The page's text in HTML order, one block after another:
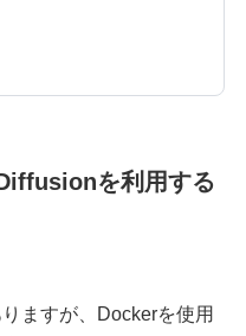
を利用する
ますが、Dockerを使用